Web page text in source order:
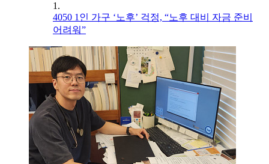
1.
4050 1인 가구 ‘노후’ 걱정, “노후 대비 자금 준비
어려워”